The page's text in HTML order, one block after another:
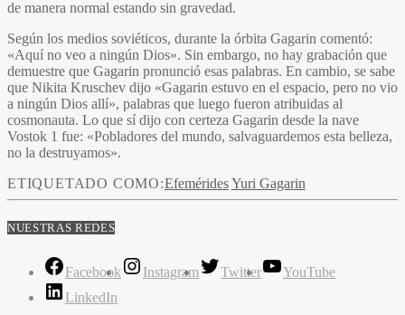
de manera normal estando sin gravedad.
Según los medios soviéticos, durante la órbita Gagarin comentó:
«Aquí no veo a ningún Dios». Sin embargo, no hay grabación que
demuestre que Gagarin pronunció esas palabras. En cambio, se sabe
que Nikita Kruschev dijo «Gagarin estuvo en el espacio, pero no vio
a ningún Dios allí», palabras que luego fueron atribuidas al
cosmonauta. Lo que sí dijo con certeza Gagarin desde la nave
Vostok 1 fue: «Pobladores del mundo, salvaguardemos esta belleza,
no la destruyamos».
ETIQUETADO COMO:EfeméridesYuri Gagarin
NUESTRAS REDES
Facebook Instagram Twitter
YouTube
LinkedIn